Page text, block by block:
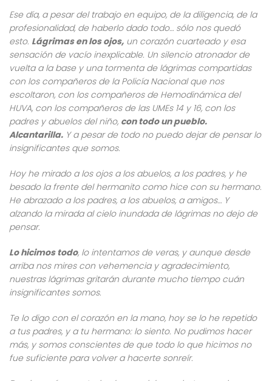
Ese día, a pesar del trabajo en equipo, de la diligencia, de la
profesionalidad, de haberlo dado todo… sólo nos quedó
esto. Lágrimas en los ojos, un corazón cuarteado y esa
sensación de vacío inexplicable. Un silencio atronador de
vuelta a la base y una tormenta de lágrimas compartidas
con los compañeros de la Policía Nacional que nos
escoltaron, con los compañeros de Hemodinámica del
HUVA, con los compañeros de las UMEs 14 y 16, con los
padres y abuelos del niño, con todo un pueblo.
Alcantarilla. Y a pesar de todo no puedo dejar de pensar lo
insignificantes que somos.
Hoy he mirado a los ojos a los abuelos, a los padres, y he
besado la frente del hermanito como hice con su hermano.
He abrazado a los padres, a los abuelos, a amigos… Y
alzando la mirada al cielo inundada de lágrimas no dejo de
pensar.
Lo hicimos todo, lo intentamos de veras, y aunque desde
arriba nos mires con vehemencia y agradecimiento,
nuestras lágrimas gritarán durante mucho tiempo cuán
insignificantes somos.
Te lo digo con el corazón en la mano, hoy se lo he repetido
a tus padres, y a tu hermano: lo siento. No pudimos hacer
más, y somos conscientes de que todo lo que hicimos no
fue suficiente para volver a hacerte sonreír.